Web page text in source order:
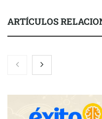
ARTÍCULOS
Nicols presenta seis
eclipse solar del 12 de agosto
Zoomex mejora su Strategy
avanzadas para trading